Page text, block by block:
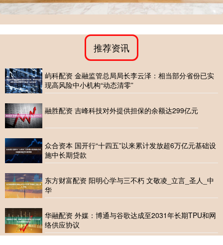
推荐资讯
屿科配资 金融监管总局局长李云泽：相当部分省份已实
现高风险中小机构“动态清零”
融胜配资 吉峰科技对外提供担保的余额达299亿元
众合资本 国开行“十四五”以来累计发放超6万亿元基础设
施中长期贷款
东方财富配资 阳明心学与三不朽 文敬凌_立言_圣人_中
华
华融配资 外媒：博通与谷歌达成至2031年长期TPU和网
络供应协议